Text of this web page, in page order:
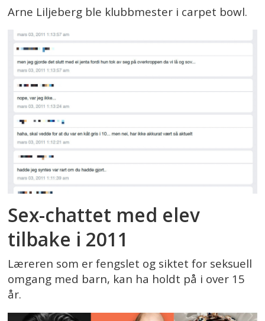
Arne Liljeberg ble klubbmester i carpet bowl.
Sex-chattet med elev
tilbake i 2011
Læreren som er fengslet og siktet for seksuell
omgang med barn, kan ha holdt på i over 15
år.